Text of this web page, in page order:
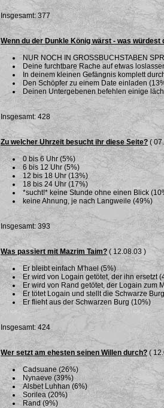
Insgesamt: 377
Wenn du der Dunkle König wärst - was würdest
NUR NOCH IN GROSSBUCHSTABEN
Deine furchtbare Rache auf etwas
In deinem kleinen Gefängnis komplett
Den Schöpfer zu einem Date einladen
Deinen Untergebenen befehlen einige
Insgesamt: 428
Zu welcher Uhrzeit besucht ihr diese Seite? (
0 bis 6 Uhr (5%)
6 bis 12 Uhr (5%)
12 bis 18 Uhr (13%)
18 bis 24 Uhr (17%)
*sucht!* keine Stunde ohne einen Blick
keine Ahnung, je nach Langweile (49%)
Insgesamt: 393
Was passiert mit Mazrim Taim? ( 12.08.03 )
Er bleibt einfach M'hael (5%)
Er wird von Logain getötet, der ihn ersetzt
Er wird von Rand getötet, der Logain zum
Er tötet Logain und stellt die Schwarze
Er flieht aus der Schwarzen Burg (10%)
Insgesamt: 424
Wer setzt am ehesten seinen Willen durch?(
Cadsuane (26%)
Nynaeve (39%)
Alsbet Luhhan (6%)
Sorilea (20%)
Rand (9%)